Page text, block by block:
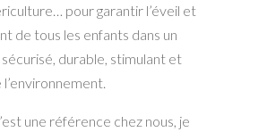
pour garantir l’éveil et
de tous les enfants dans un
durable, stimulant et
une référence chez nous, je